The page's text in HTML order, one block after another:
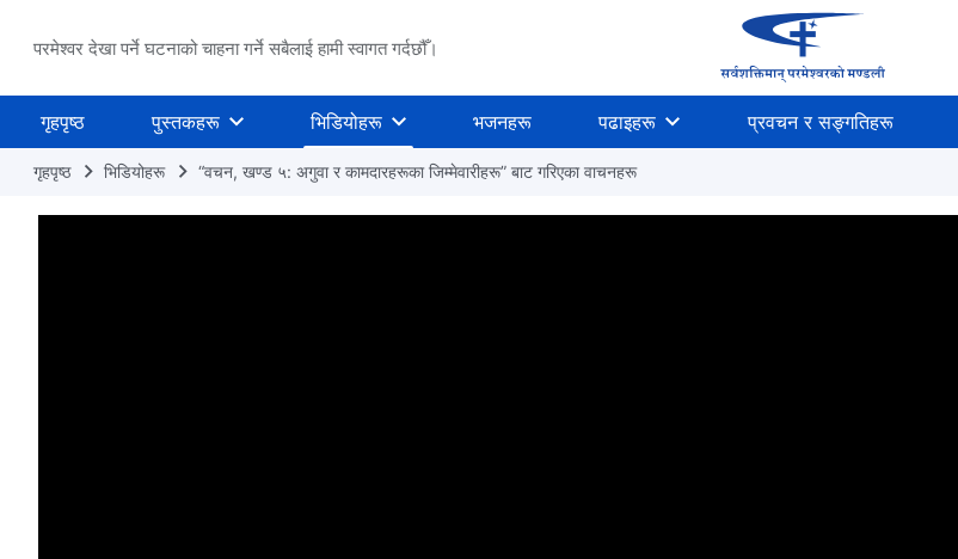
परमेश्वर देखा पर्ने घटनाको चाहना गर्ने सबैलाई हामी स्वागत गर्दछौँ।
गृहपृष्ठ पुस्तकहरू भिडियोहरू भजनहरू पढाइहरू प्रवचन र सङ्गतिहरू
गृहपृष्ठ भिडियोहरू “वचन, खण्ड ५: अगुवा र कामदारहरूका जिम्‍मेवारीहरू” बाट गरिएका वाचनहरू